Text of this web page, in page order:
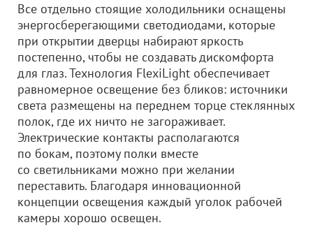
Все отдельно стоящие холодильники оснащены
энергосберегающими светодиодами, которые
при открытии дверцы набирают яркость
постепенно, чтобы не создавать дискомфорта
для глаз. Технология FlexiLight обеспечивает
равномерное освещение без бликов: источники
света размещены на переднем торце стеклянных
полок, где их ничто не загораживает.
Электрические контакты располагаются
по бокам, поэтому полки вместе
со светильниками можно при желании
переставить. Благодаря инновационной
концепции освещения каждый уголок рабочей
камеры хорошо освещен.